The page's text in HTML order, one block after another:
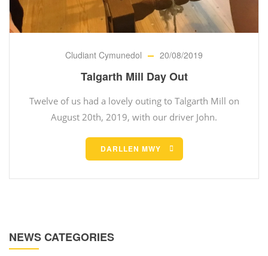
Cludiant Cymunedol 20/08/2019
Talgarth Mill Day Out
Twelve of us had a lovely outing to Talgarth Mill on
August 20th, 2019, with our driver John.
DARLLEN MWY
NEWS CATEGORIES